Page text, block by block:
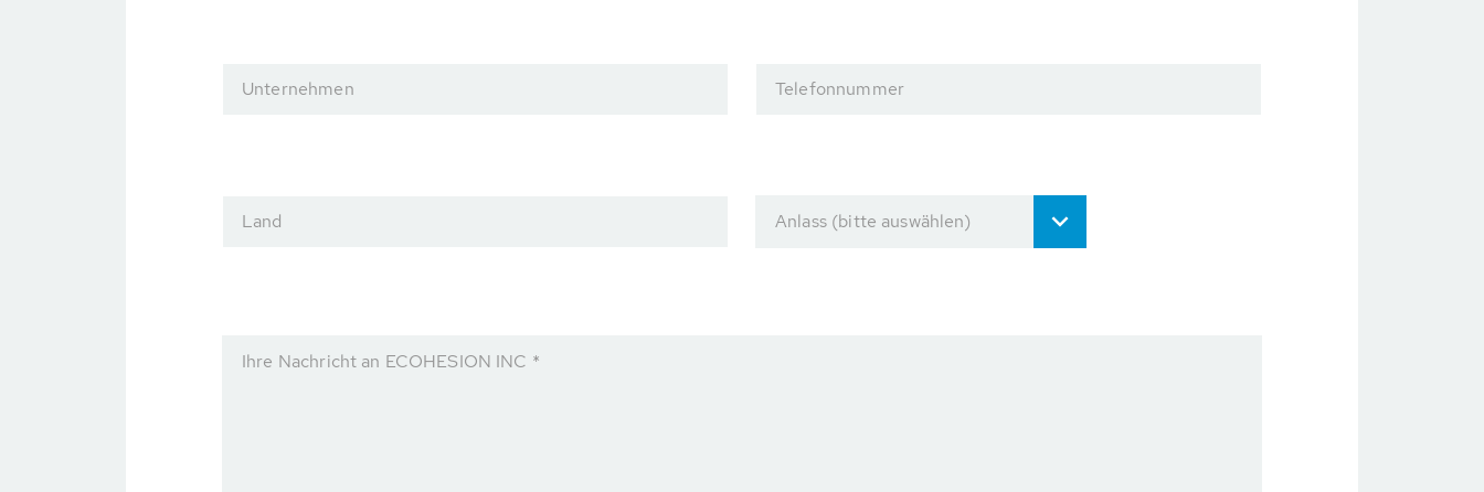
Unternehmen Telefonnummer
Land Anlass (bitte auswählen)
Ihre Nachricht an ECOHESION INC *